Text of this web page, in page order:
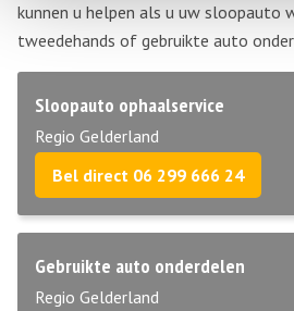
kunnen u helpen als u uw sloopauto
tweedehands of gebruikte auto
Sloopauto ophaalservice
Regio Gelderland
Bel direct 06 299 666 24
Gebruikte auto onderdelen
Regio Gelderland